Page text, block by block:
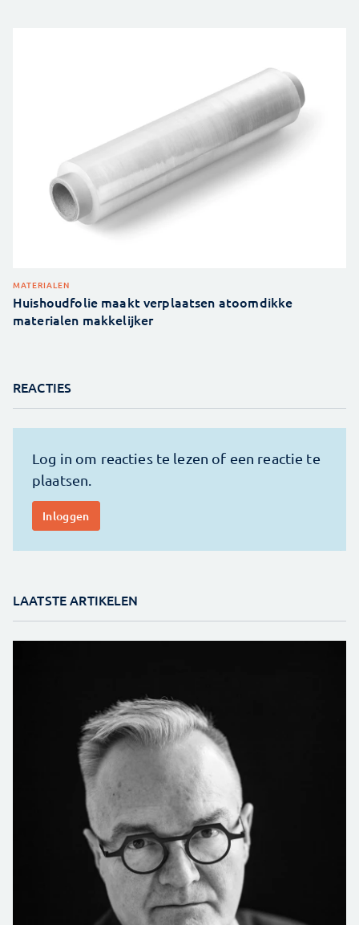
MATERIALEN
Huishoudfolie maakt verplaatsen atoomdikke
materialen makkelijker
REACTIES
LAATSTE ARTIKELEN